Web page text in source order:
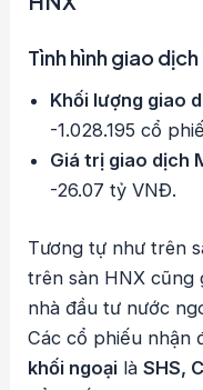
Tình hình giao
Khối lượng giao
-1.028.195 cổ
Giá trị giao dịch
-26.07 tỷ VNĐ.
Tương tự như trên
trên sàn HNX cũng
nhà đầu tư nước
Các cổ phiếu nhận
khối ngoại làSHS,